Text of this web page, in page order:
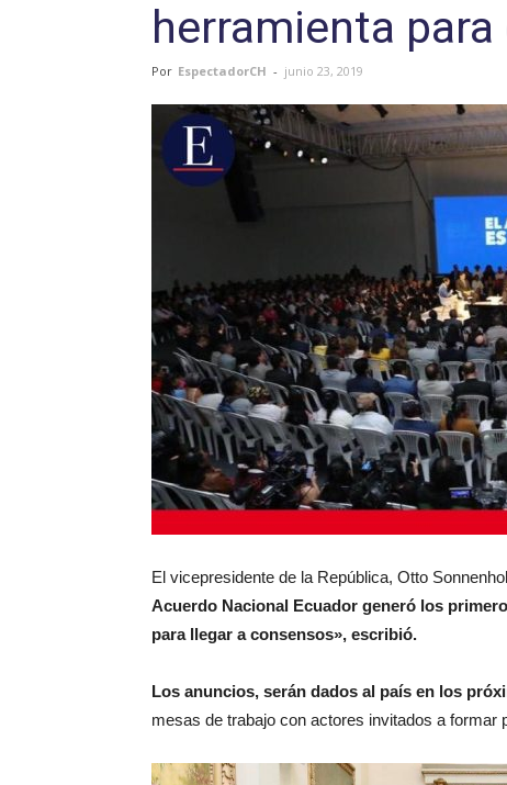
herramienta
Por EspectadorCH - junio 23, 2019
El vicepresidente de la República, Otto
Acuerdo Nacional Ecuador generó los
para llegar a consensos», escribió.
Los anuncios, serán dados al país en los
mesas de trabajo con actores invitados a formar